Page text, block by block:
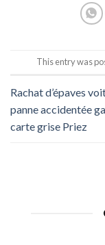
This entry was
Rachat d’épaves
panne accidentée
carte grise Priez